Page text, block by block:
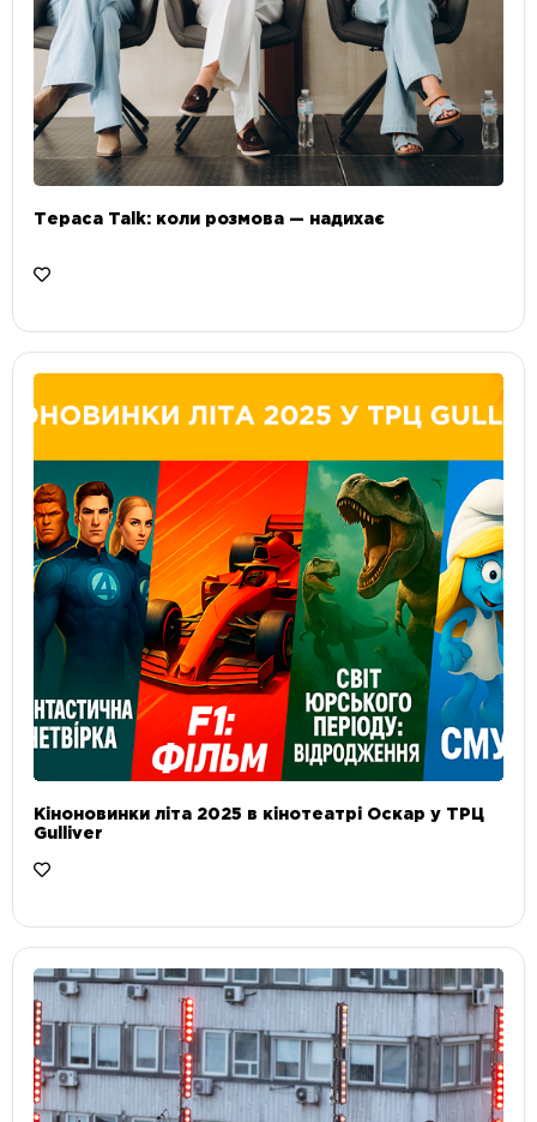
Тераса Talk: коли розмова — надихає
Кіноновинки літа 2025 в кінотеатрі Оскар у ТРЦ
Gulliver